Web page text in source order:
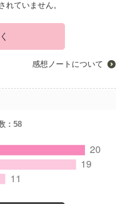
れていません。
感想ノートについて
： 58